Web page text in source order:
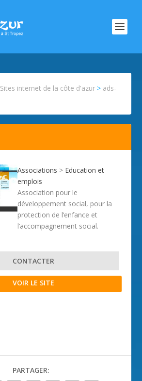
Sites internet de la côte d'azur > ads-
Associations > Education et
emplois
Association pour le
développement social, pour la
protection de l’enfance et
l’accompagnement social.
CONTACTER
VOIR LE SITE
PARTAGER: